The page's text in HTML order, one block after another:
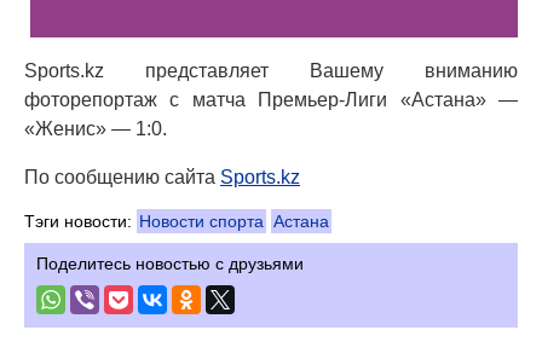
Sports.kz представляет Вашему вниманию
фоторепортаж с матча Премьер-Лиги «Астана» —
«Женис» — 1:0.
По сообщению сайта Sports.kz
Тэги новости: Новости спорта Астана
Поделитесь новостью с друзьями